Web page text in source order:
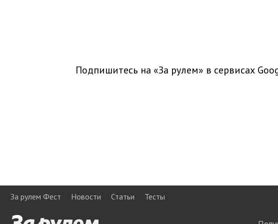
Подпишитесь на «За рулем» в сервисах
За рулем Фест Новости Статьи Тесты